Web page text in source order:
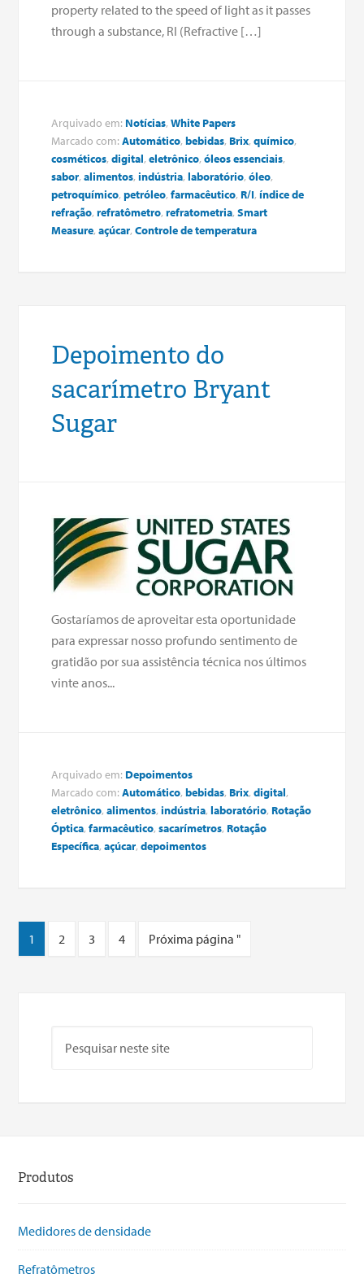
property related to the speed of light as it passes
through a substance, RI (Refractive […]
Arquivado em: Notícias,White Papers
Marcado com:Automático,bebidas, Brix,químico,
cosméticos,digital,eletrônico,óleos essenciais,
sabor,alimentos,indústria,laboratório,óleo,
petroquímico,petróleo,farmacêutico, R/I,índice de
refração,refratômetro,refratometria,Smart
Measure,açúcar,Controle de temperatura
Depoimento do
sacarímetro Bryant
Sugar
Gostaríamos de aproveitar esta oportunidade
para expressar nosso profundo sentimento de
gratidão por sua assistência técnica nos últimos
vinte anos...
Arquivado em: Depoimentos
Marcado com:Automático,bebidas, Brix,digital,
eletrônico,alimentos,indústria,laboratório, Rotação
Óptica,farmacêutico,sacarímetros, Rotação
Específica,açúcar,depoimentos
1 2 3 4 Próxima página "
Produtos
Medidores de densidade
Refratômetros